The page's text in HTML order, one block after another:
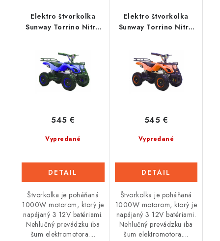
Elektro štvorkolka
Sunway Torrino Nitro
Vypredané
545 €
DETAIL
Štvorkolka je poháňaná
1000W motorom, ktorý je
napájaný 3 12V batériami.
Nehlučný prevádzku iba
šum elektromotora....
Elektro štvorkolka
Sunway Torrino Nitro
Vypredané
545 €
DETAIL
Štvorkolka je poháňaná
1000W motorom, ktorý je
napájaný 3 12V batériami.
Nehlučný prevádzku iba
šum elektromotora....